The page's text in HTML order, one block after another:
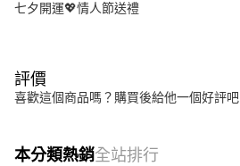
七夕開運💖情人節送禮
評價
喜歡這個商品嗎？購買後給他一個好評吧
本分類熱銷全站排行